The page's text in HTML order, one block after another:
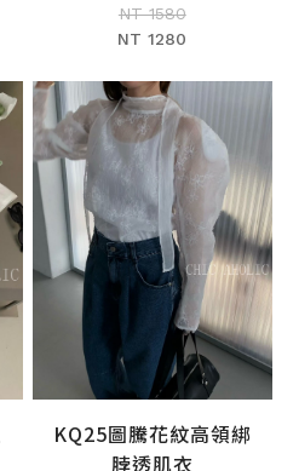
NT 1580
NT 1280
加入購物車
KQ25圖騰花紋高領綁
脖透肌衣